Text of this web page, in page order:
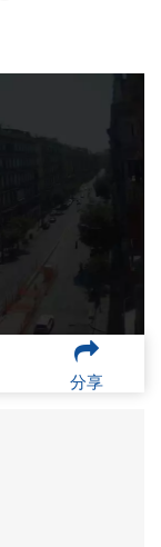
分享